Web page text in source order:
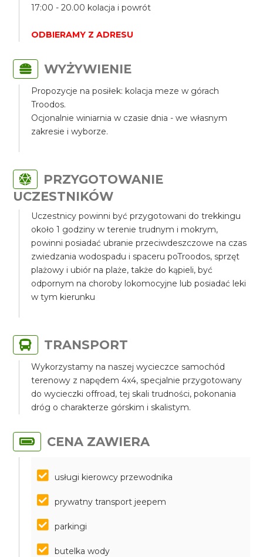
17:00 - 20.00 kolacja i powrót
ODBIERAMY Z ADRESU
WYŻYWIENIE
Propozycje na posiłek: kolacja meze w górach
Troodos.
Ocjonalnie winiarnia w czasie dnia - we własnym
zakresie i wyborze.
PRZYGOTOWANIE
UCZESTNIKÓW
Uczestnicy powinni być przygotowani do trekkingu
około 1 godziny w terenie trudnym i mokrym,
powinni posiadać ubranie przeciwdeszczowe na czas
zwiedzania wodospadu i spaceru poTroodos, sprzęt
plażowy i ubiór na plaże, także do kąpieli, być
odpornym na choroby lokomocyjne lub posiadać leki
w tym kierunku
TRANSPORT
Wykorzystamy na naszej wycieczce samochód
terenowy z napędem 4x4, specjalnie przygotowany
do wycieczki offroad, tej skali trudności, pokonania
dróg o charakterze górskim i skalistym.
CENA ZAWIERA
usługi kierowcy przewodnika
prywatny transport jeepem
parkingi
butelka wody